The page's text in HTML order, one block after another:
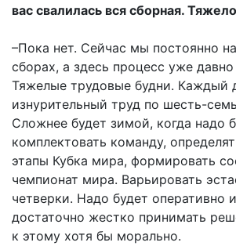
вас свалилась вся сборная.
–Пока нет. Сейчас мы постоянно
сборах, а здесь процесс уже
Тяжелые трудовые будни. Каждый
изнурительный труд по шесть-
Сложнее будет зимой, когда надо
комплектовать команду,
этапы Кубка мира, формировать
чемпионат мира. Варьировать
четверки. Надо будет оперативно
достаточно жестко принимать
к этому хотя бы морально.